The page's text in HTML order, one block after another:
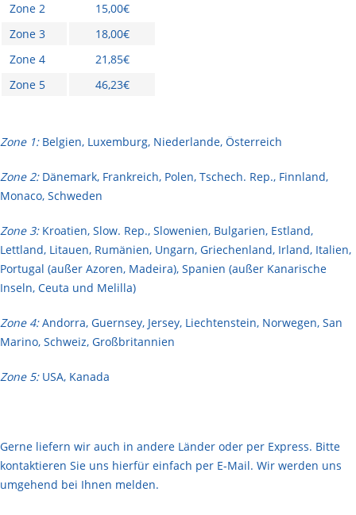
Zone 2
15,00€
Zone 3
18,00€
Zone 4
21,85€
Zone 5
46,23€
Zone 1:Belgien, Luxemburg, Niederlande, Österreich
Zone 2:Dänemark, Frankreich, Polen, Tschech. Rep., Finnland,
Monaco, Schweden
Zone 3:Kroatien, Slow. Rep., Slowenien, Bulgarien, Estland,
Lettland, Litauen, Rumänien, Ungarn, Griechenland, Irland, Italien,
Portugal (außer Azoren, Madeira), Spanien (außer Kanarische
Inseln, Ceuta und Melilla)
Zone 4:Andorra, Guernsey, Jersey, Liechtenstein, Norwegen, San
Marino, Schweiz, Großbritannien
Zone 5:USA, Kanada
Gerne liefern wir auch in andere Länder oder per Express. Bitte
kontaktieren Sie uns hierfür einfach per E-Mail. Wir werden uns
umgehend bei Ihnen melden.